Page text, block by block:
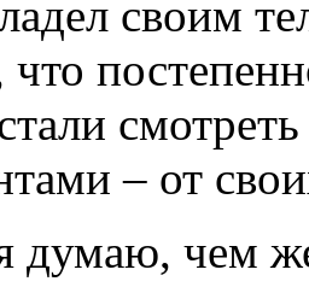
своим
– от
думаю, чем